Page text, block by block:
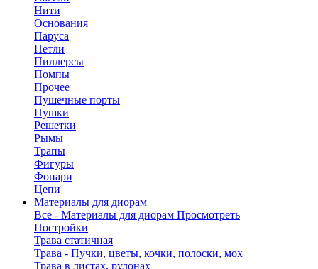
Нити
Основания
Паруса
Петли
Пиллерсы
Помпы
Прочее
Пушечные порты
Пушки
Решетки
Рымы
Трапы
Фигуры
Фонари
Цепи
Материалы для диорам
Все - Материалы для диорам Просмотреть
Постройки
Трава статичная
Трава - Пучки, цветы, кочки, полоски, мох
Трава в листах, рулонах